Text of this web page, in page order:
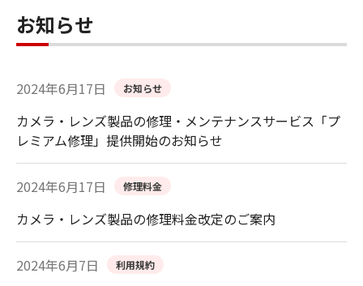
お知らせ
2024年6月17日 お知らせ
カメラ・レンズ製品の修理・メンテナンスサービス「プ
レミアム修理」提供開始のお知らせ
2024年6月17日 修理料金
カメラ・レンズ製品の修理料金改定のご案内
2024年6月7日 利用規約